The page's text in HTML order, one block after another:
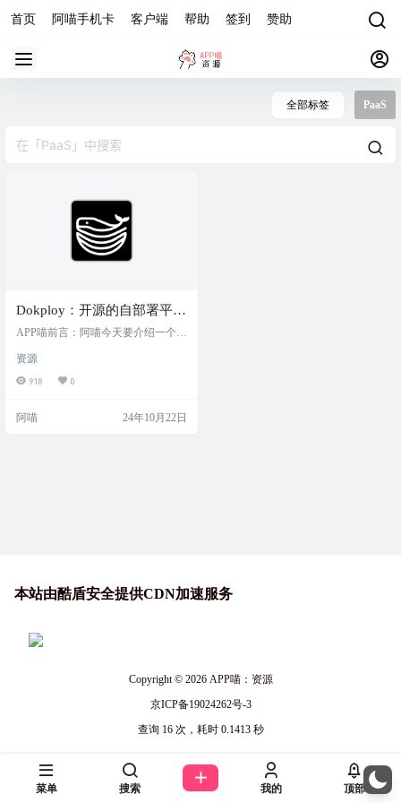
首页 阿喵手机卡 客户端 帮助 签到 赞助
全部标签 PaaS
Dokploy：开源的自部署平
台，Vercel、Netlify 和
APP喵前言：阿喵今天要介绍一个开
Vercel、Netlify 和 Heroku 的一个优
秀替代方案。Dokploy 提供了一站式
高效来部署和管理你的应用。 源码
资源
918 0
阿喵 24年10月22日
本站由酷盾安全提供CDN加速服务
Copyright © 2026APP喵：资源
京ICP备19024262号-3
查询 16 次，耗时 0.1413 秒
菜单 搜索 我的 顶部